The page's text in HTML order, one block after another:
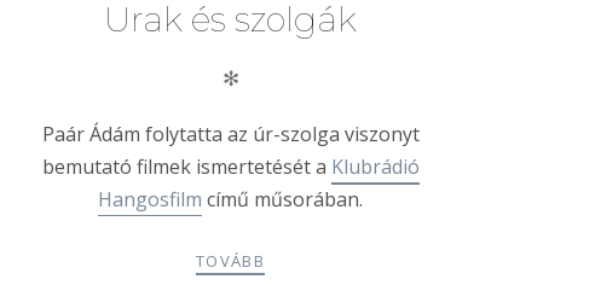
Urak és szolgák
✻
Paár Ádám folytatta az úr-szolga viszonyt
bemutató filmek ismertetését a Klubrádió
Hangosfilm című műsorában.
TOVÁBB